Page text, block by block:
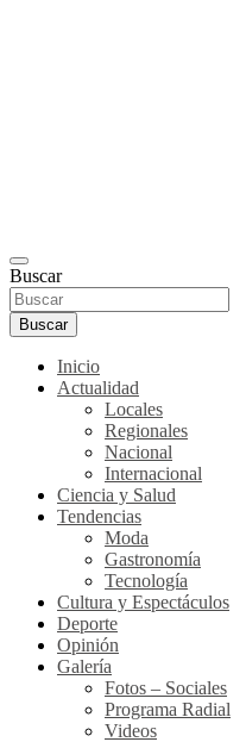
Buscar
Buscar
Inicio
Actualidad
Locales
Regionales
Nacional
Internacional
Ciencia y Salud
Tendencias
Moda
Gastronomía
Tecnología
Cultura y Espectáculos
Deporte
Opinión
Galería
Fotos – Sociales
Programa Radial
Videos